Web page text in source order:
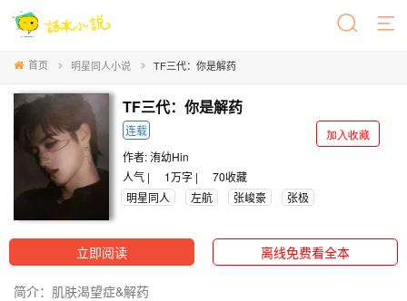
首页 明星同人小说 TF三代：你是解药
TF三代：你是解药
连载
加入收藏
作者:洧幼Hin
人气 |
1万字 | 70收藏
明星同人
左航 张峻豪 张极
立即阅读 离线免费看全本
简介：肌肤渴望症&解药